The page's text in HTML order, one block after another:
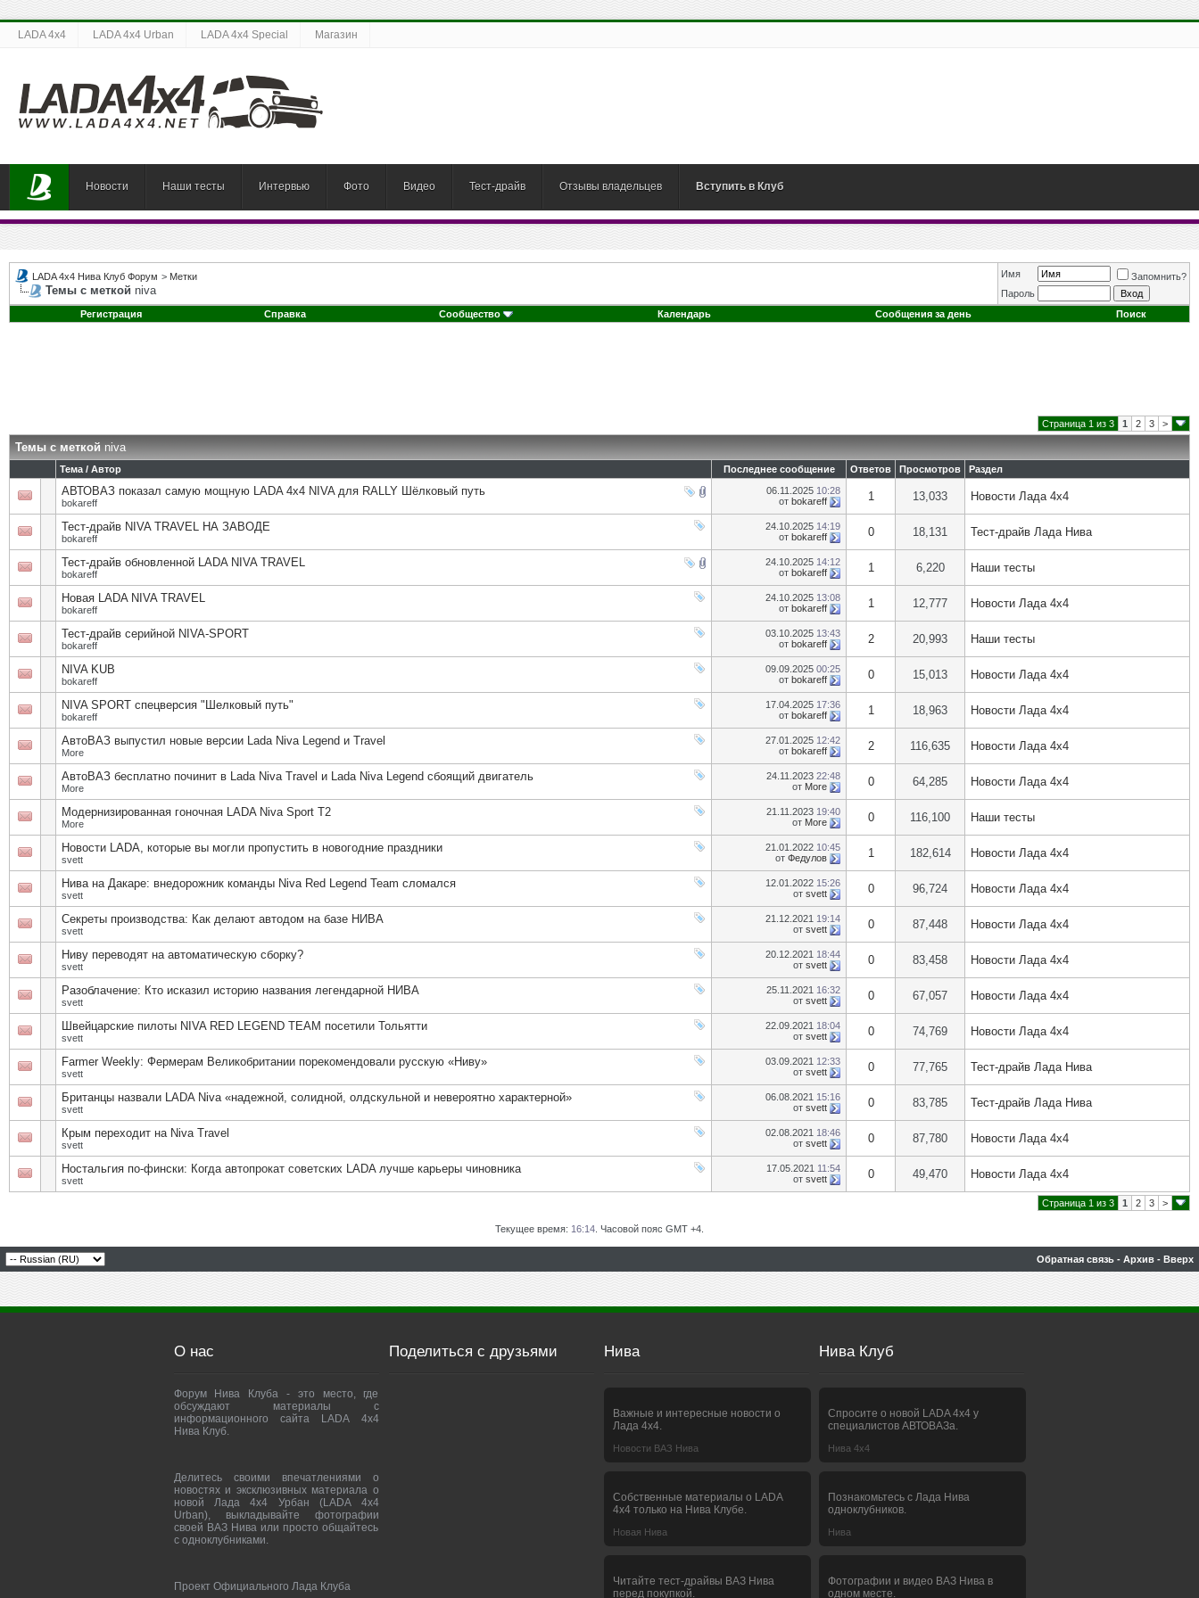
LADA 4x4 LADA 4x4 Urban LADA 4x4 Special Магазин
Новости Наши тесты Интервью Фото Видео Тест-драйв Отзывы владельцев Вступить в Клуб
LADA 4x4 Нива Клуб Форум > Метки
Темы с меткой niva
Имя
Запомнить?
Пароль
Регистрация
Справка Сообщество Календарь Сообщения за день Поиск
Страница 1 из 3 1 2 3 >
Темы с меткойniva
Тема / Автор Последнее сообщение Ответов Просмотров Раздел
АВТОВАЗ показал самую мощную LADA 4x4 NIVA для RALLY Шёлковый путь
bokareff
06.11.2025 10:28
от bokareff 1 13,033 Новости Лада 4х4
Тест-драйв NIVA TRAVEL НА ЗАВОДЕ
bokareff
24.10.2025 14:19
от bokareff 0 18,131 Тест-драйв Лада Нива
Тест-драйв обновленной LADA NIVA TRAVEL
bokareff
24.10.2025 14:12
от bokareff 1 6,220 Наши тесты
Новая LADA NIVA TRAVEL
bokareff
24.10.2025 13:08
от bokareff 1 12,777 Новости Лада 4х4
Тест-драйв серийной NIVA-SPORT
bokareff
03.10.2025 13:43
от bokareff 2 20,993 Наши тесты
NIVA KUB
bokareff
09.09.2025 00:25
от bokareff 0 15,013 Новости Лада 4х4
NIVA SPORT спецверсия "Шелковый путь"
bokareff
17.04.2025 17:36
от bokareff 1 18,963 Новости Лада 4х4
АвтоВАЗ выпустил новые версии Lada Niva Legend и Travel
More
27.01.2025 12:42
от bokareff 2 116,635 Новости Лада 4х4
АвтоВАЗ бесплатно починит в Lada Niva Travel и Lada Niva Legend сбоящий двигатель
More
24.11.2023 22:48
от More 0 64,285 Новости Лада 4х4
Модернизированная гоночная LADA Niva Sport T2
More
21.11.2023 19:40
от More 0 116,100 Наши тесты
Новости LADA, которые вы могли пропустить в новогодние праздники
svett
21.01.2022 10:45
от Федулов 1 182,614 Новости Лада 4х4
Нива на Дакаре: внедорожник команды Niva Red Legend Team сломался
svett
12.01.2022 15:26
от svett 0 96,724 Новости Лада 4х4
Секреты производства: Как делают автодом на базе НИВА
svett
21.12.2021 19:14
от svett 0 87,448 Новости Лада 4х4
Ниву переводят на автоматическую сборку?
svett
20.12.2021 18:44
от svett 0 83,458 Новости Лада 4х4
Разоблачение: Кто исказил историю названия легендарной НИВА
svett
25.11.2021 16:32
от svett 0 67,057 Новости Лада 4х4
Швейцарские пилоты NIVA RED LEGEND TEAM посетили Тольятти
svett
22.09.2021 18:04
от svett 0 74,769 Новости Лада 4х4
Farmer Weekly: Фермерам Великобритании порекомендовали русскую «Ниву»
svett
03.09.2021 12:33
от svett 0 77,765 Тест-драйв Лада Нива
Британцы назвали LADA Niva «надежной, солидной, олдскульной и невероятно характерной»
svett
06.08.2021 15:16
от svett 0 83,785 Тест-драйв Лада Нива
Крым переходит на Niva Travel
svett
02.08.2021 18:46
от svett 0 87,780 Новости Лада 4х4
Ностальгия по-фински: Когда автопрокат советских LADA лучше карьеры чиновника
svett
17.05.2021 11:54
от svett 0 49,470 Новости Лада 4х4
Страница 1 из 3 1 2 3 >
Текущее время: 16:14 . Часовой пояс GMT +4.
Обратная связь - Архив - Вверх
О нас
Форум Нива Клуба - это место, где
обсуждают материалы с
информационного сайта LADA 4x4
Нива Клуб.
Делитесь своими впечатлениями о
новостях и эксклюзивных материала о
новой Лада 4х4 Урбан (LADA 4x4
Urban), выкладывайте фотографии
своей ВАЗ Нива или просто общайтесь
с одноклубниками.
Проект Официального Лада Клуба
Поделиться с друзьями Нива
Важные и интересные новости о
Лада 4х4.
Новости ВАЗ Нива
Собственные материалы о LADA
4x4 только на Нива Клубе.
Новая Нива
Читайте тест-драйвы ВАЗ Нива
перед покупкой.
Нива Клуб
Спросите о новой LADA 4x4 у
специалистов АВТОВАЗа.
Нива 4х4
Познакомьтесь с Лада Нива
одноклубников.
Нива
Фотографии и видео ВАЗ Нива в
одном месте.